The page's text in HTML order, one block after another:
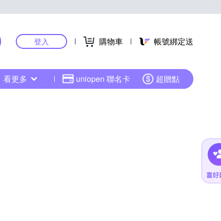
登入 購物車 帳號綁定送
看更多 uniopen 聯名卡 超贈點